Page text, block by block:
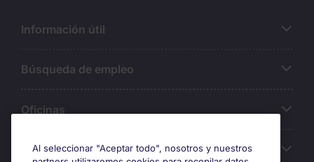
Información útil
Búsqueda de empleo
Oficinas
Sobre Michael Page
Al seleccionar "Aceptar todo", nosotros y nuestros